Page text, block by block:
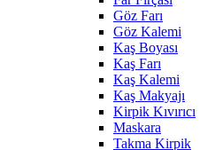
Göz Farı
Göz Kalemi
Kaş Boyası
Kaş Farı
Kaş Kalemi
Kaş Makyajı
Kirpik Kıvırıcı
Maskara
Takma Kirpik